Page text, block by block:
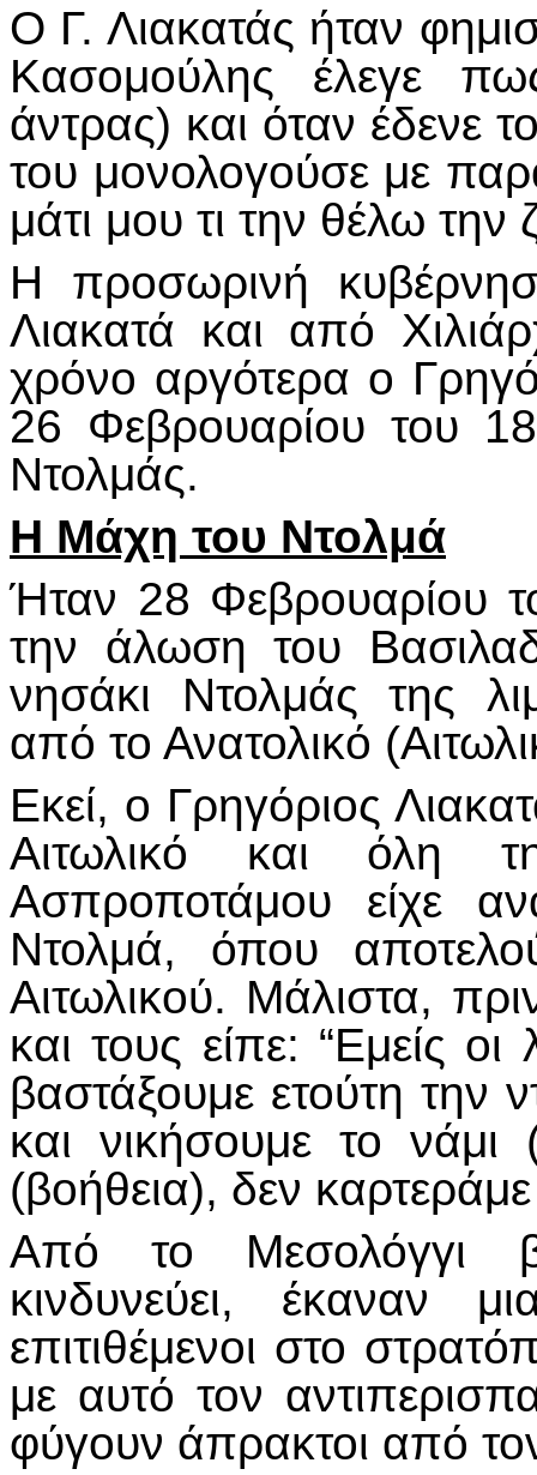
Ο Γ. Λιακατάς ήταν
Κασομούλης έλεγε
άντρας) και όταν έδενε
του μονολογούσε με
μάτι μου τι την θέλω την
Η προσωρινή
Λιακατά και από
χρόνο αργότερα ο
26 Φεβρουαρίου του
Ντολμάς.
Η Μάχη του Ντολμά
Ήταν 28 Φεβρουαρίου
την άλωση του
νησάκι Ντολμάς της
από το Ανατολικό
Εκεί, ο Γρηγόριος
Αιτωλικό και όλη
Ασπροποτάμου είχε
Ντολμά, όπου
Αιτωλικού. Μάλιστα,
και τους είπε: “Εμείς
βαστάξουμε ετούτη την
και νικήσουμε το νάμι
(βοήθεια), δεν
Από το Μεσολόγγι
κινδυνεύει, έκαναν
επιτιθέμενοι στο
με αυτό τον
φύγουν άπρακτοι από